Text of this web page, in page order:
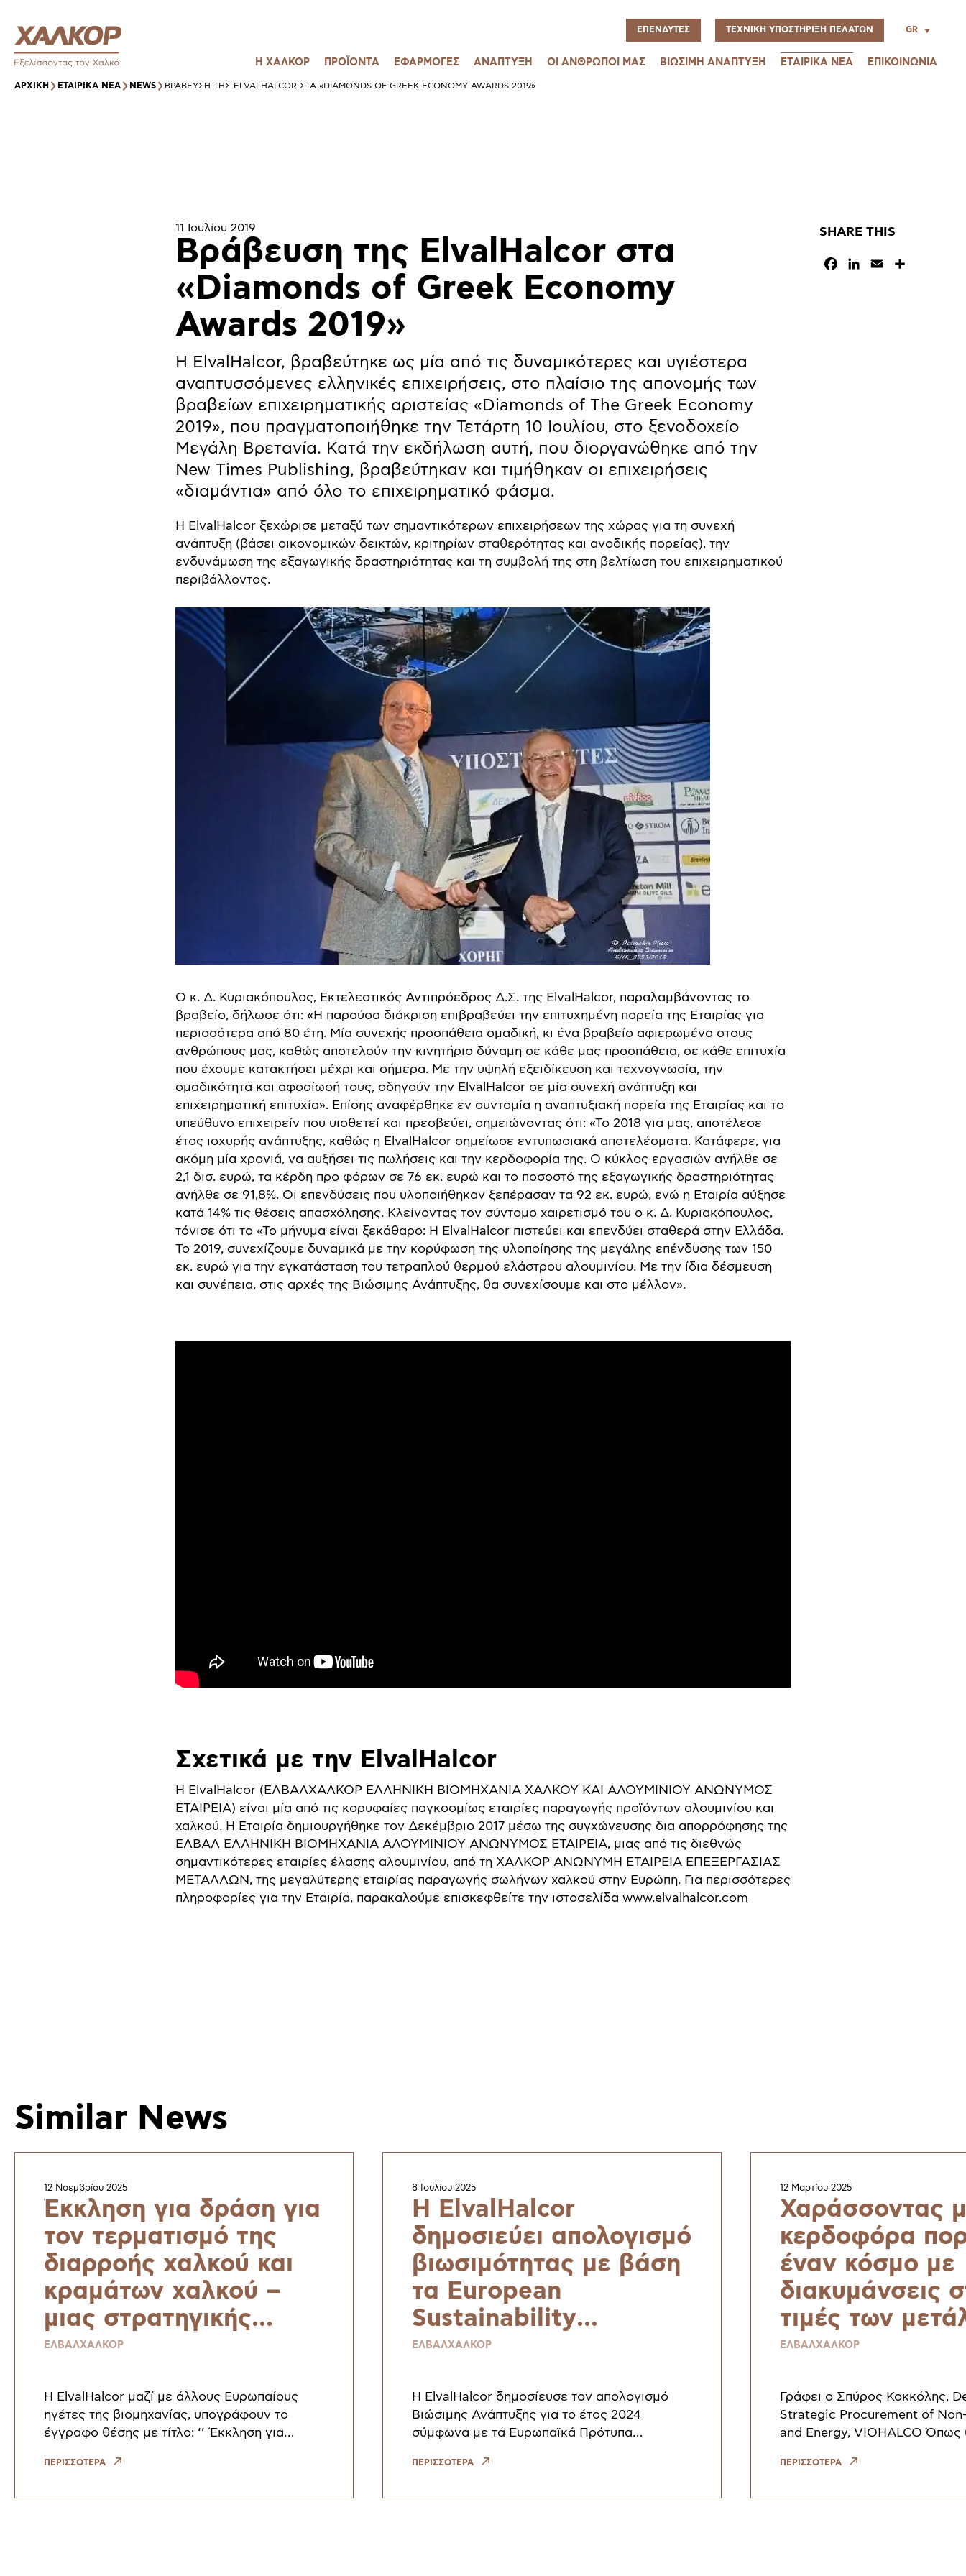
ΕΠΕΝΔΥΤΕΣ ΤΕΧΝΙΚΗ ΥΠΟΣΤΗΡΙΞΗ ΠΕΛΑΤΩΝ GR
Η ΧΑΛΚΟΡ ΠΡΟΪΟΝΤΑ ΕΦΑΡΜΟΓΕΣ ΑΝΑΠΤΥΞΗ ΟΙ ΑΝΘΡΩΠΟΙ ΜΑΣ ΒΙΩΣΙΜΗ ΑΝΑΠΤΥΞΗ ΕΤΑΙΡΙΚΑ ΝΕΑ ΕΠΙΚΟΙΝΩΝΙΑ
ΑΡΧΙΚΉ ΕΤΑΙΡΙΚΑ ΝΕΑ NEWS ΒΡΆΒΕΥΣΗ ΤΗΣ ELVALHALCOR ΣΤΑ «DIAMONDS OF GREEK ECONOMY AWARDS 2019»
11 Ιουλίου 2019
Βράβευση της ElvalHalcor στα
«Diamonds of Greek Economy
Awards 2019»
Η ElvalHalcor, βραβεύτηκε ως μία από τις δυναμικότερες και υγιέστερα
αναπτυσσόμενες ελληνικές επιχειρήσεις, στο πλαίσιο της απονομής των
βραβείων επιχειρηματικής αριστείας «Diamonds of The Greek Economy
2019», που πραγματοποιήθηκε την Τετάρτη 10 Ιουλίου, στο ξενοδοχείο
Μεγάλη Βρετανία. Κατά την εκδήλωση αυτή, που διοργανώθηκε από την
New Times Publishing, βραβεύτηκαν και τιμήθηκαν οι επιχειρήσεις
«διαμάντια» από όλο το επιχειρηματικό φάσμα.
Η ElvalHalcor ξεχώρισε μεταξύ των σημαντικότερων επιχειρήσεων της χώρας για τη συνεχή
ανάπτυξη (βάσει οικονομικών δεικτών, κριτηρίων σταθερότητας και ανοδικής πορείας), την
ενδυνάμωση της εξαγωγικής δραστηριότητας και τη συμβολή της στη βελτίωση του επιχειρηματικού
περιβάλλοντος.
Ο κ. Δ. Κυριακόπουλος, Εκτελεστικός Αντιπρόεδρος Δ.Σ. της ElvalHalcor, παραλαμβάνοντας το
βραβείο, δήλωσε ότι: «Η παρούσα διάκριση επιβραβεύει την επιτυχημένη πορεία της Εταιρίας για
περισσότερα από 80 έτη. Μία συνεχής προσπάθεια ομαδική, κι ένα βραβείο αφιερωμένο στους
ανθρώπους μας, καθώς αποτελούν την κινητήριο δύναμη σε κάθε μας προσπάθεια, σε κάθε επιτυχία
που έχουμε κατακτήσει μέχρι και σήμερα. Με την υψηλή εξειδίκευση και τεχνογνωσία, την
ομαδικότητα και αφοσίωσή τους, οδηγούν την ElvalHalcor σε μία συνεχή ανάπτυξη και
επιχειρηματική επιτυχία». Επίσης αναφέρθηκε εν συντομία η αναπτυξιακή πορεία της Εταιρίας και το
υπεύθυνο επιχειρείν που υιοθετεί και πρεσβεύει, σημειώνοντας ότι: «Το 2018 για μας, αποτέλεσε
έτος ισχυρής ανάπτυξης, καθώς η ElvalHalcor σημείωσε εντυπωσιακά αποτελέσματα. Κατάφερε, για
ακόμη μία χρονιά, να αυξήσει τις πωλήσεις και την κερδοφορία της. Ο κύκλος εργασιών ανήλθε σε
2,1 δισ. ευρώ, τα κέρδη προ φόρων σε 76 εκ. ευρώ και το ποσοστό της εξαγωγικής δραστηριότητας
ανήλθε σε 91,8%. Οι επενδύσεις που υλοποιήθηκαν ξεπέρασαν τα 92 εκ. ευρώ, ενώ η Εταιρία αύξησε
κατά 14% τις θέσεις απασχόλησης. Κλείνοντας τον σύντομο χαιρετισμό του ο κ. Δ. Κυριακόπουλος,
τόνισε ότι το «Το μήνυμα είναι ξεκάθαρο: Η ElvalHalcor πιστεύει και επενδύει σταθερά στην Ελλάδα.
Το 2019, συνεχίζουμε δυναμικά με την κορύφωση της υλοποίησης της μεγάλης επένδυσης των 150
εκ. ευρώ για την εγκατάσταση του τετραπλού θερμού ελάστρου αλουμινίου. Με την ίδια δέσμευση
και συνέπεια, στις αρχές της Βιώσιμης Ανάπτυξης, θα συνεχίσουμε και στο μέλλον».
Σχετικά με την ElvalHalcor
Η ElvalHalcor (ΕΛΒΑΛΧΑΛΚΟΡ ΕΛΛΗΝΙΚΗ ΒΙΟΜΗΧΑΝΙΑ ΧΑΛΚΟΥ ΚΑΙ ΑΛΟΥΜΙΝΙΟΥ ΑΝΩΝΥΜΟΣ
ΕΤΑΙΡΕΙΑ) είναι μία από τις κορυφαίες παγκοσμίως εταιρίες παραγωγής προϊόντων αλουμινίου και
χαλκού. Η Εταιρία δημιουργήθηκε τον Δεκέμβριο 2017 μέσω της συγχώνευσης δια απορρόφησης της
ΕΛΒΑΛ ΕΛΛΗΝΙΚΗ ΒΙΟΜΗΧΑΝΙΑ ΑΛΟΥΜΙΝΙΟΥ ΑΝΩΝΥΜΟΣ ΕΤΑΙΡΕΙΑ, μιας από τις διεθνώς
σημαντικότερες εταιρίες έλασης αλουμινίου, από τη ΧΑΛΚΟΡ ΑΝΩΝΥΜΗ ΕΤΑΙΡΕΙΑ ΕΠΕΞΕΡΓΑΣΙΑΣ
ΜΕΤΑΛΛΩΝ, της μεγαλύτερης εταιρίας παραγωγής σωλήνων χαλκού στην Ευρώπη. Για περισσότερες
πληροφορίες για την Εταιρία, παρακαλούμε επισκεφθείτε την ιστοσελίδα www.elvalhalcor.com
SHARE THIS
FacebookLinkedIn
Email
Similar News
12 Νοεμβρίου 2025
Έκκληση για δράση για
τον τερματισμό της
διαρροής χαλκού και
κραμάτων χαλκού –
μιας στρατηγικής
πρώτης ύλης για μια
Ευρώπη
ΕΛΒΑΛΧΑΛΚΟΡ
Η ElvalHalcor μαζί με άλλους Ευρωπαίους
ηγέτες της βιομηχανίας, υπογράφουν το
έγγραφο θέσης με τίτλο: ‘’ Έκκληση για
χαλκού και κραμάτων χαλκού – μιας στρατηγ
ΠΕΡΙΣΣΟΤΕΡΑ
8 Ιουλίου 2025
H ElvalHalcor
δημοσιεύει απολογισμό
βιωσιμότητας με βάση
τα European
Sustainability
Reporting Standards
CSRD
ΕΛΒΑΛΧΑΛΚΟΡ
H ElvalHalcor δημοσίευσε τον απολογισμό
Βιώσιμης Ανάπτυξης για το έτος 2024
σύμφωνα με τα Ευρωπαϊκά Πρότυπα
Sustainability Reporting Standards – ESRS). Ο
ΠΕΡΙΣΣΟΤΕΡΑ
12 Μαρτίου 2025
Χαράσσοντας
κερδοφόρα
έναν κόσμο με
διακυμάνσεις
τιμές των
ΕΛΒΑΛΧΑΛΚΟΡ
Γράφει ο Σπύρος Κοκκόλης,
Strategic Procurement of
and Energy, VIOHALCO Όπως
διαβάσετε το άρθρο), θα
ΠΕΡΙΣΣΟΤΕΡΑ